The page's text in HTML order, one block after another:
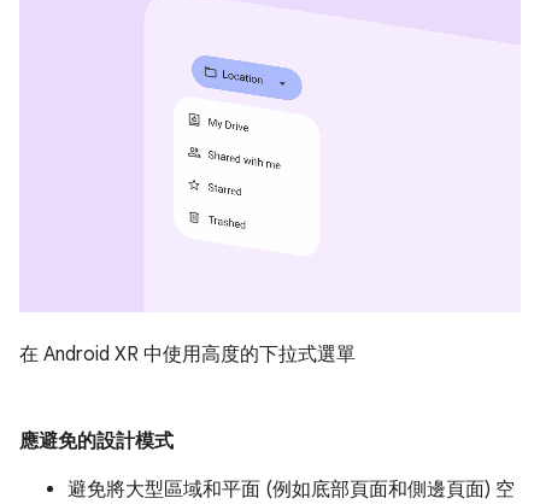
在 Android XR 中使用高度的下拉式選單
應避免的設計模式
避免將大型區域和平面 (例如底部頁面和側邊頁面) 空